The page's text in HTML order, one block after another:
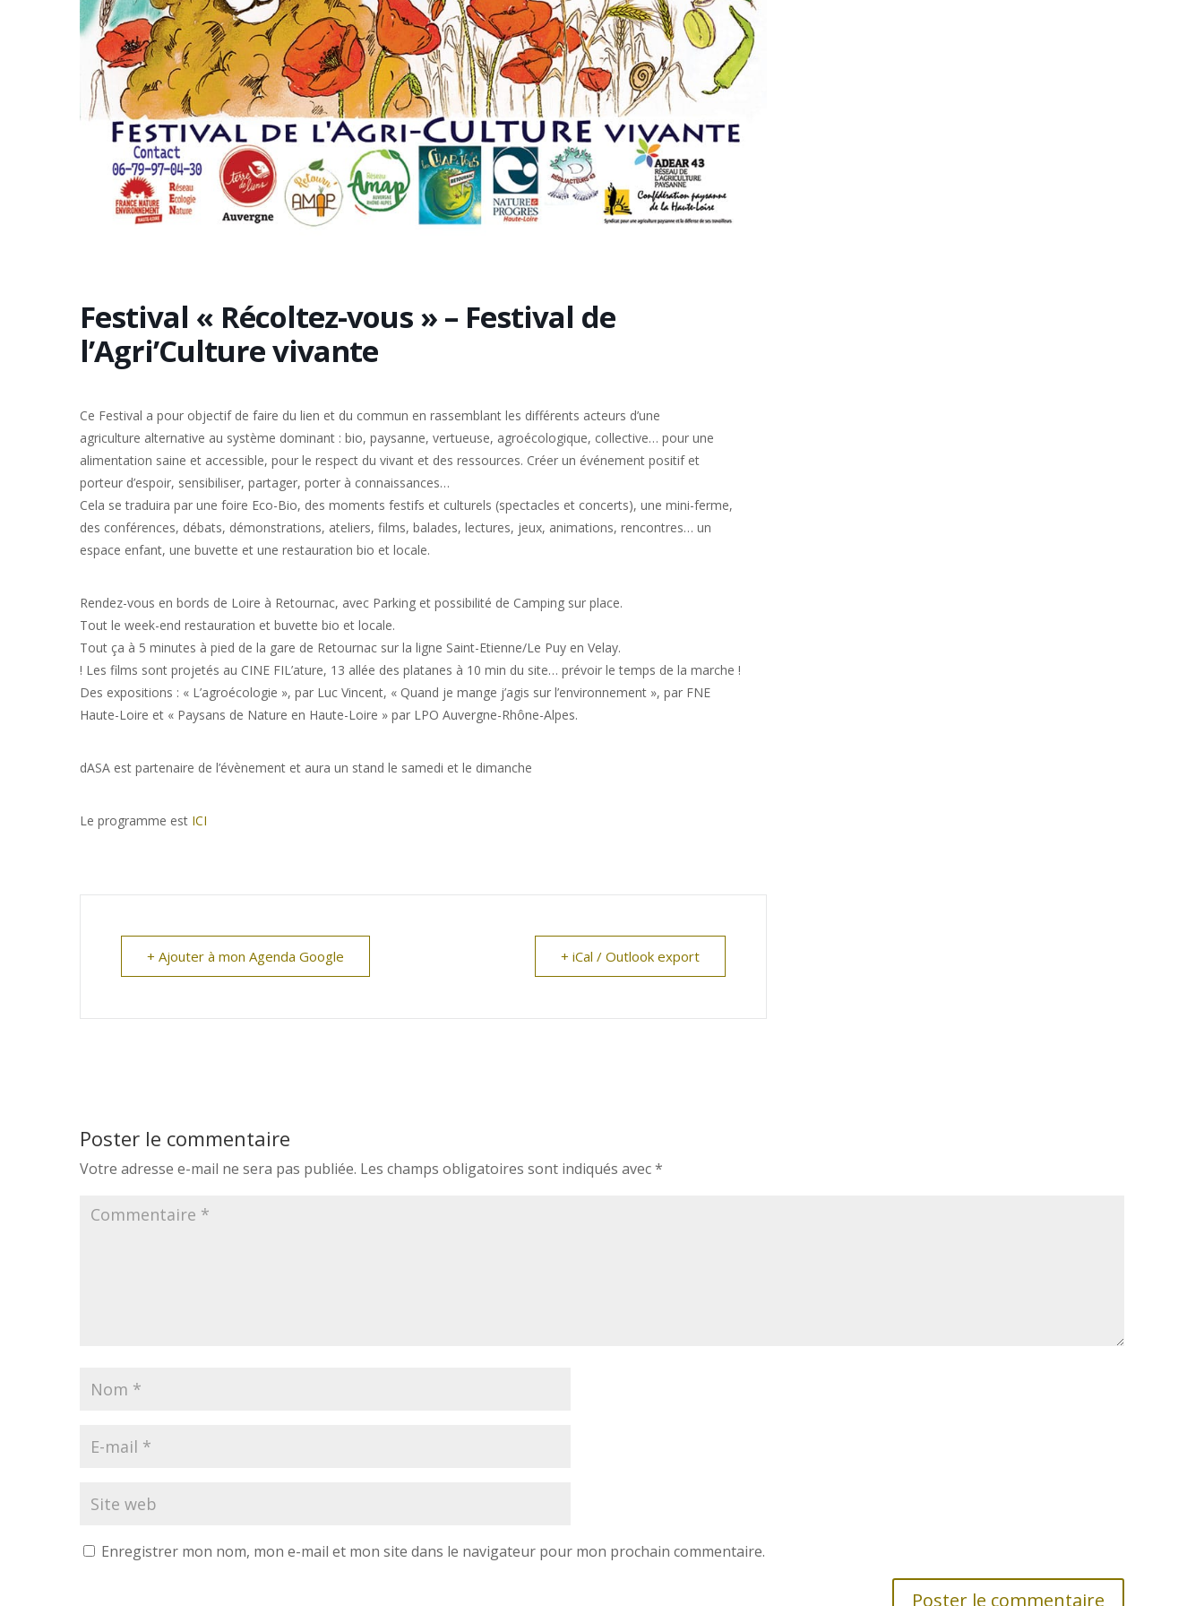
Festival « Récoltez-vous » – Festival de
l’Agri’Culture vivante
Ce Festival a pour objectif de faire du lien et du commun en rassemblant les différents acteurs d’une
agriculture alternative au système dominant : bio, paysanne, vertueuse, agroécologique, collective… pour une
alimentation saine et accessible, pour le respect du vivant et des ressources. Créer un événement positif et
porteur d’espoir, sensibiliser, partager, porter à connaissances…
Cela se traduira par une foire Eco-Bio, des moments festifs et culturels (spectacles et concerts), une mini-ferme,
des conférences, débats, démonstrations, ateliers, films, balades, lectures, jeux, animations, rencontres… un
espace enfant, une buvette et une restauration bio et locale.
Rendez-vous en bords de Loire à Retournac, avec Parking et possibilité de Camping sur place.
Tout le week-end restauration et buvette bio et locale.
Tout ça à 5 minutes à pied de la gare de Retournac sur la ligne Saint-Etienne/Le Puy en Velay.
! Les films sont projetés au CINE FIL’ature, 13 allée des platanes à 10 min du site… prévoir le temps de la marche !
Des expositions : « L’agroécologie », par Luc Vincent, « Quand je mange j’agis sur l’environnement », par FNE
Haute-Loire et « Paysans de Nature en Haute-Loire » par LPO Auvergne-Rhône-Alpes.
dASA est partenaire de l’évènement et aura un stand le samedi et le dimanche
Le programme est ICI
+ Ajouter à mon Agenda Google + iCal / Outlook export
Poster le commentaire
Votre adresse e-mail ne sera pas publiée. Les champs obligatoires sont indiqués avec*
Enregistrer mon nom, mon e-mail et mon site dans le navigateur pour mon prochain commentaire.